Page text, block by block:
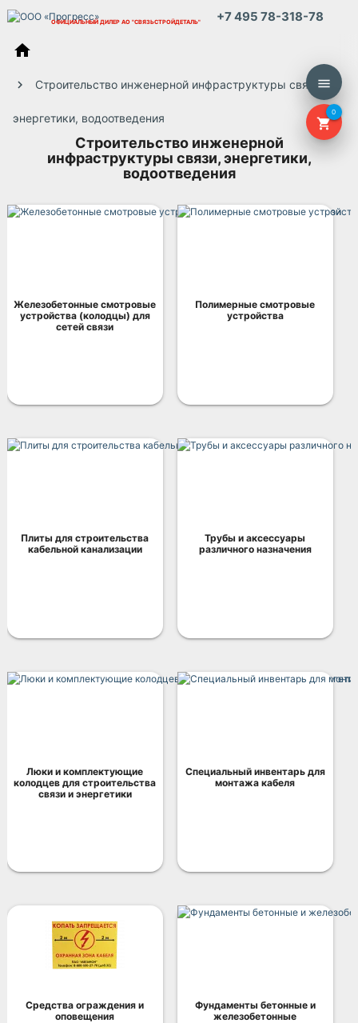
ОФИЦИАЛЬНЫЙ ДИЛЕР АО "СВЯЗЬСТРОЙДЕТАЛЬ" +7 495 78-318-78
menu
shopping_cart
0
home
Строительство инженерной инфраструктуры связи,
энергетики, водоотведения
Строительство инженерной
инфраструктуры связи, энергетики,
водоотведения
Железобетонные смотровые
устройства (колодцы) для
сетей связи
Полимерные смотровые
устройства
Плиты для строительства
кабельной канализации
Трубы и аксессуары
различного назначения
Люки и комплектующие
колодцев для строительства
связи и энергетики
Специальный инвентарь для
монтажа кабеля
Средства ограждения и
оповещения
Фундаменты бетонные и
железобетонные